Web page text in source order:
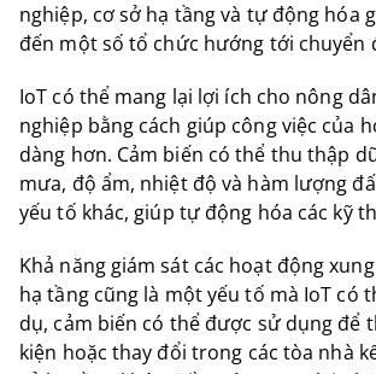
nghiệp, cơ sở hạ tầng và tự động hóa
đến một số tổ chức hướng tới chuyển
IoT có thể mang lại lợi ích cho nông
nghiệp bằng cách giúp công việc của
dàng hơn. Cảm biến có thể thu thập
mưa, độ ẩm, nhiệt độ và hàm lượng
yếu tố khác, giúp tự động hóa các kỹ
Khả năng giám sát các hoạt động
hạ tầng cũng là một yếu tố mà IoT có
dụ, cảm biến có thể được sử dụng để
kiện hoặc thay đổi trong các tòa nhà